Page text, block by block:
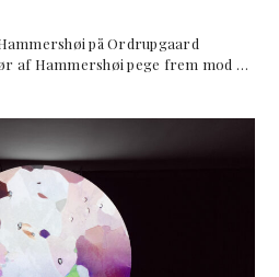
på Ordrupgaard
af Hammershøi pege frem mod …